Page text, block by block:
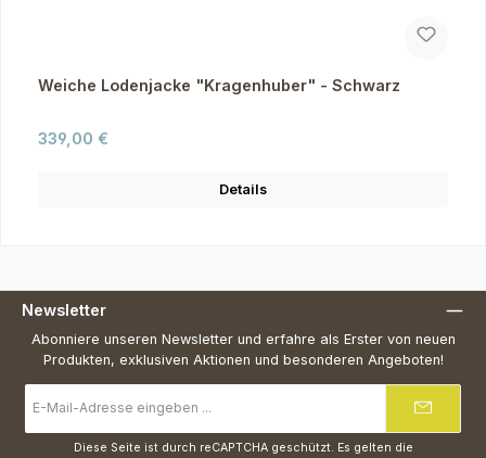
Weiche Lodenjacke "Kragenhuber" - Schwarz
Regulärer Preis:
339,00 €
Details
Newsletter
Abonniere unseren Newsletter und erfahre als Erster von neuen
Produkten, exklusiven Aktionen und besonderen Angeboten!
Mail-
Adresse
Diese Seite ist durch reCAPTCHA geschützt. Es gelten die